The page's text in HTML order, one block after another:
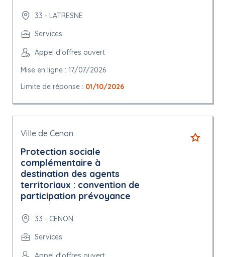
33 - LATRESNE
Services
Appel d'offres ouvert
Mise en ligne : 17/07/2026
Limite de réponse : 01/10/2026
Ville de Cenon
Protection sociale
complémentaire à
destination des agents
territoriaux : convention de
participation prévoyance
33 - CENON
Services